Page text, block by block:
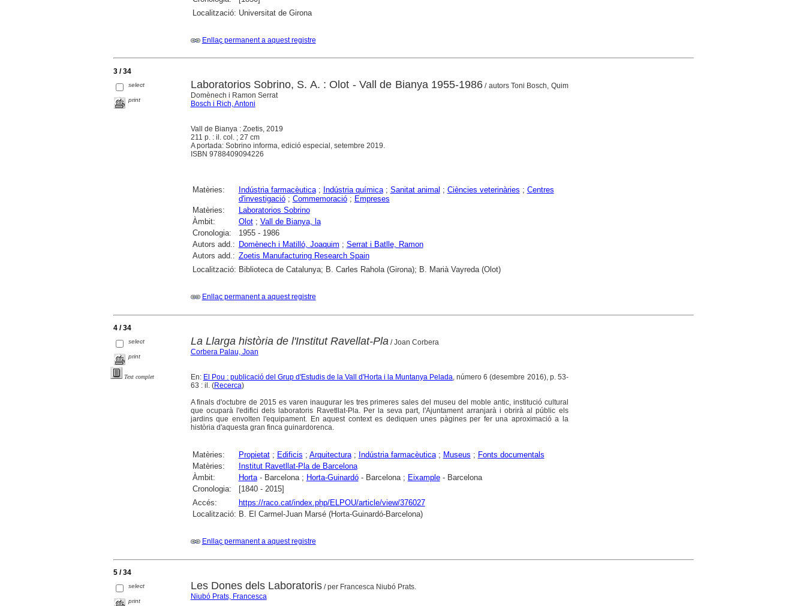
Localització: Universitat de Girona
Enllaç permanent a aquest registre
3 / 34
select
print
Laboratorios Sobrino, S. A. : Olot - Vall de Bianya 1955-1986/ autors Toni Bosch, Quim
Domènech i Ramon Serrat
Bosch i Rich, Antoni
Vall de Bianya : Zoetis, 2019
211 p. : il. col. ; 27 cm
A portada: Sobrino informa, edició especial, setembre 2019.
ISBN 9788409094226
Matèries: Indústria farmacèutica; Indústria química; Sanitat animal ; Ciències veterinàries ; Centres
d'investigació; Commemoració; Empreses
Matèries:
Laboratorios Sobrino
Àmbit:
Olot; Vall de Bianya, la
Cronologia:
1955 - 1986
Autors add.: Domènech i Matilló, Joaquim ; Serrat i Batlle, Ramon
Autors add.: Zoetis Manufacturing Research Spain
Localització: Biblioteca de Catalunya; B. Carles Rahola (Girona); B. Marià Vayreda (Olot)
Enllaç permanent a aquest registre
4 / 34
select
print
Text complet
La Llarga història de l'Institut Ravellat-Pla/ Joan Corbera
Corbera Palau, Joan
En: El Pou : publicació del Grup d'Estudis de la Vall d'Horta i la Muntanya Pelada, número 6 (desembre 2016), p. 53-
63 : il. (Recerca)
A finals d'octubre de 2015 es varen inaugurar les tres primeres sales del museu del moble antic, institució cultural
que ocuparà l'edifici dels laboratoris Ravetllat-Pla. Per la seva part, l'Ajuntament arranjarà i obrirà al públic els
jardins que envolten l'equipament. En aquest context es dediquen unes pàgines per fer una aproximació a la
història d'aquesta gran finca guinardorenca.
Matèries: Propietat; Edificis ; Arquitectura; Indústria farmacèutica; Museus ; Fonts documentals
Matèries:
Institut Ravetllat-Pla de Barcelona
Àmbit:
Horta- Barcelona ; Horta-Guinardó- Barcelona ; Eixample- Barcelona
Cronologia:
[1840 - 2015]
Accés:
https://raco.cat/index.php/ELPOU/article/view/376027
Localització: B. El Carmel-Juan Marsé (Horta-Guinardó-Barcelona)
Enllaç permanent a aquest registre
5 / 34
select
print
Les Dones dels Laboratoris/ per Francesca Niubó Prats.
Niubó Prats, Francesca